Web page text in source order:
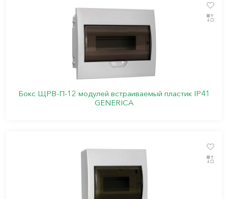
Бокс ЩРВ-П-12 модулей встраиваемый пластик IP41
GENERICA